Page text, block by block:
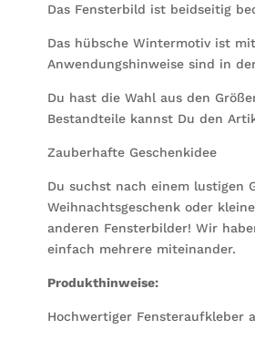
Das Fensterbild ist beidseitig
Das hübsche Wintermotiv ist
Anwendungshinweise sind in
Du hast die Wahl aus den
Bestandteile kannst Du den
Zauberhafte Geschenkidee
Du suchst nach einem lustigen
Weihnachtsgeschenk oder
anderen Fensterbilder! Wir
einfach mehrere miteinander.
Produkthinweise:
Hochwertiger Fensteraufkleber